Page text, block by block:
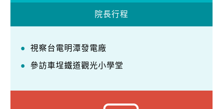
院長行程
視察台電明潭發電廠
參訪車埕鐵道觀光小學堂